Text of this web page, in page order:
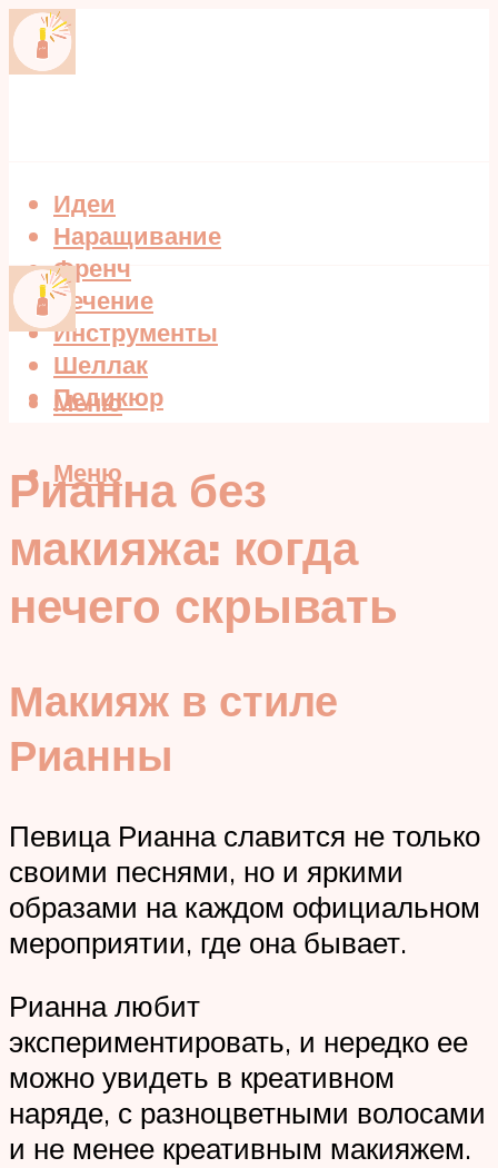
Идеи
Наращивание
Френч
Лечение
Инструменты
Шеллак
Педикюр
Меню
Меню
Рианна без
макияжа: когда
нечего скрывать
Макияж в стиле
Рианны
Певица Рианна славится не только
своими песнями, но и яркими
образами на каждом официальном
мероприятии, где она бывает.
Рианна любит
экспериментировать, и нередко ее
можно увидеть в креативном
наряде, с разноцветными волосами
и не менее креативным макияжем.